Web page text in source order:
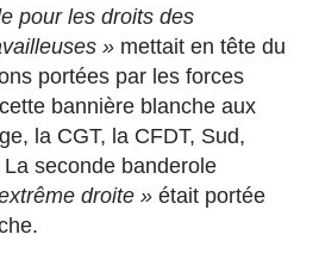
pour les droits des
» mettait en tête du
portées par les forces
bannière blanche aux
la CGT, la CFDT, Sud,
La seconde banderole
droite » était portée